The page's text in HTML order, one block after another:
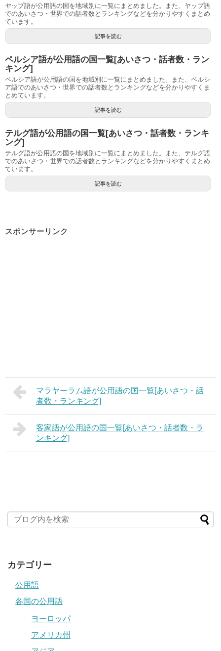
ヤップ語が公用語の国を地域別に一覧にまとめました。また、ヤップ語
でのあいさつ・世界での話者数とランキングなどを分かりやすくまとめ
ています。
記事を読む
ペルシア語が公用語の国一覧[あいさつ・話者数・ラン
キング]
ペルシア語が公用語の国を地域別に一覧にまとめました。また、ペルシ
ア語でのあいさつ・世界での話者数とランキングなどを分かりやすくま
とめています。
記事を読む
テルグ語が公用語の国一覧[あいさつ・話者数・ランキ
ング]
テルグ語が公用語の国を地域別に一覧にまとめました。また、テルグ語
でのあいさつ・世界での話者数とランキングなどを分かりやすくまとめ
ています。
記事を読む
スポンサーリンク
マラヤーラム語が公用語の国一覧[あいさつ・話
者数・ランキング]
客家語が公用語の国一覧[あいさつ・話者数・ラ
ンキング]
カテゴリー
公用語
各国の公用語
ヨーロッパ
アメリカ州